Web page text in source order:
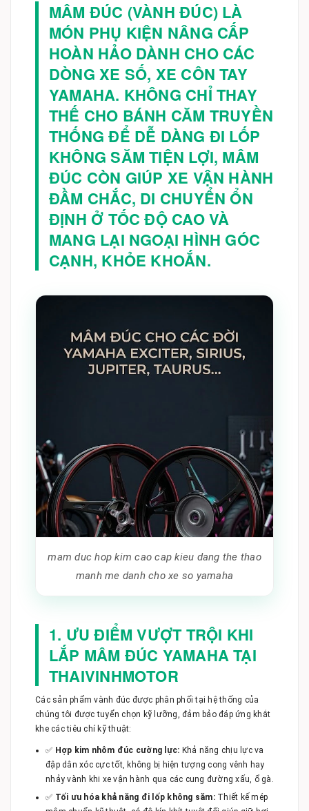
MÂM ĐÚC (VÀNH ĐÚC) LÀ
MÓN PHỤ KIỆN NÂNG CẤP
HOÀN HẢO DÀNH CHO CÁC
DÒNG XE SỐ, XE CÔN TAY
YAMAHA. KHÔNG CHỈ THAY
THẾ CHO BÁNH CĂM TRUYỀN
THỐNG ĐỂ DỄ DÀNG ĐI LỐP
KHÔNG SĂM TIỆN LỢI, MÂM
ĐÚC CÒN GIÚP XE VẬN HÀNH
ĐẦM CHẮC, DI CHUYỂN ỔN
ĐỊNH Ở TỐC ĐỘ CAO VÀ
MANG LẠI NGOẠI HÌNH GÓC
CẠNH, KHỎE KHOẮN.
mam duc hop kim cao cap kieu dang the thao
manh me danh cho xe so yamaha
1. ƯU ĐIỂM VƯỢT TRỘI KHI
LẮP MÂM ĐÚC YAMAHA TẠI
THAIVINHMOTOR
Các sản phẩm vành đúc được phân phối tại hệ thống của
chúng tôi được tuyển chọn kỹ lưỡng, đảm bảo đáp ứng khắt
khe các tiêu chí kỹ thuật:
✅ Hợp kim nhôm đúc cường lực: Khả năng chịu lực va
đập dằn xóc cực tốt, không bị hiện tượng cong vênh hay
nhảy vành khi xe vận hành qua các cung đường xấu, ổ gà.
✅ Tối ưu hóa khả năng đi lốp không săm:Thiết kế mép